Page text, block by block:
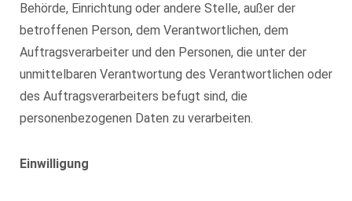
Behörde, Einrichtung oder andere Stelle, außer der
betroffenen Person, dem Verantwortlichen, dem
Auftragsverarbeiter und den Personen, die unter der
unmittelbaren Verantwortung des Verantwortlichen oder
des Auftragsverarbeiters befugt sind, die
personenbezogenen Daten zu verarbeiten.
Einwilligung